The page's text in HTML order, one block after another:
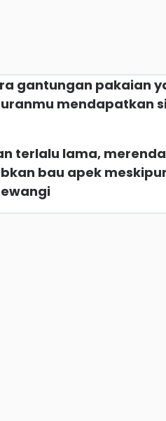
gantungan pakaian
mendapatkan
terlalu lama,
bau apek